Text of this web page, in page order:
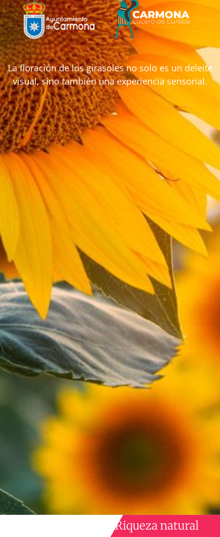
La floración de los girasoles no solo es un deleite
visual, sino también una experiencia sensorial.
Riqueza natural